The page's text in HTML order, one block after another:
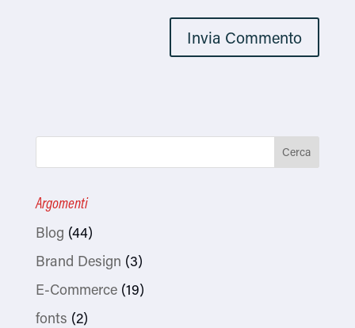
Argomenti
Blog (44)
Brand Design (3)
E-Commerce(19)
fonts (2)